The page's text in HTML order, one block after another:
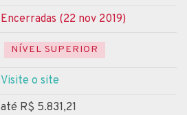
Encerradas (22 nov 2019)
NÍVEL SUPERIOR
Visite o site
até R$ 5.831,21